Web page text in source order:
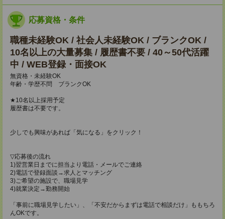
応募資格・条件
職種未経験OK / 社会人未経験OK / ブランクOK /
10名以上の大量募集 / 履歴書不要 / 40～50代活躍
中 / WEB登録・面接OK
無資格・未経験OK
年齢・学歴不問 ブランクOK
★10名以上採用予定
履歴書は不要です。
少しでも興味があれば「気になる」をクリック！
▽応募後の流れ
1)翌営業日までに担当より電話・メールでご連絡
2)電話で登録面談→求人とマッチング
3)ご希望の施設で、職場見学
4)就業決定→勤務開始
「事前に職場見学したい」、「不安だからまずは電話で相談だけ」ももちろ
んOKです。